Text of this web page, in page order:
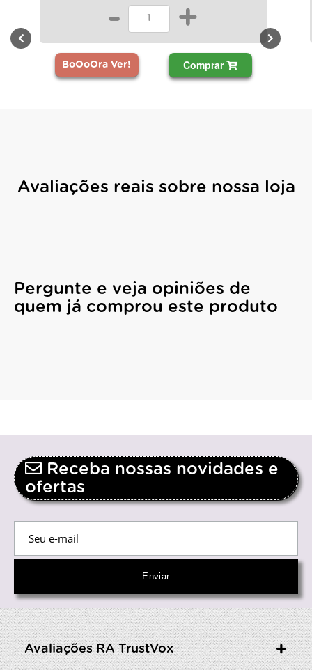
- +
BoOoOra Ver! Comprar
Avaliações reais sobre nossa loja
Pergunte e veja opiniões de
quem já comprou este produto
Receba nossas novidades e
ofertas
Avaliações RA TrustVox